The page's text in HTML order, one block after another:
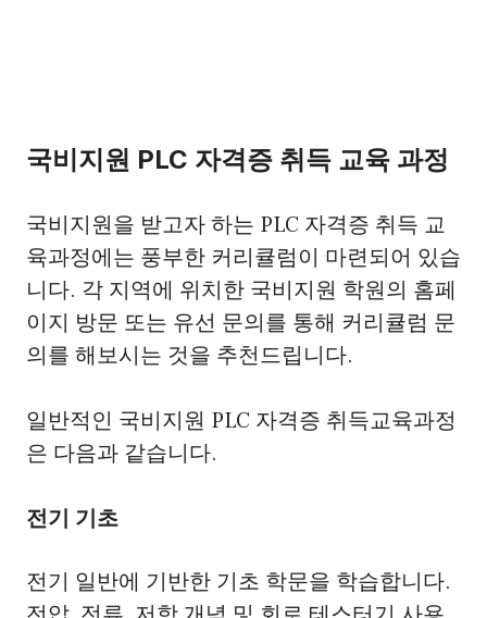
국비지원 PLC 자격증 취득 교육 과정
국비지원을 받고자 하는 PLC 자격증 취득 교
육과정에는 풍부한 커리큘럼이 마련되어 있습
니다. 각 지역에 위치한 국비지원 학원의 홈페
이지 방문 또는 유선 문의를 통해 커리큘럼 문
의를 해보시는 것을 추천드립니다.
일반적인 국비지원 PLC 자격증 취득교육과정
은 다음과 같습니다.
전기 기초
전기 일반에 기반한 기초 학문을 학습합니다.